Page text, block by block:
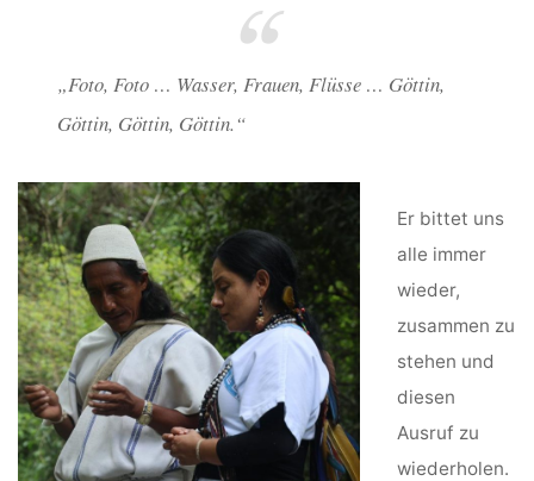
„Foto, Foto … Wasser, Frauen, Flüsse … Göttin,
Göttin, Göttin, Göttin.“
Er bittet uns
alle immer
wieder,
zusammen zu
stehen und
diesen
Ausruf zu
wiederholen.